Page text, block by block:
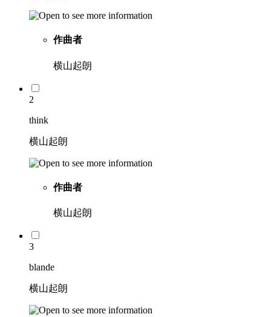
作曲者
横山起朗
2
think
横山起朗
作曲者
横山起朗
3
blande
横山起朗